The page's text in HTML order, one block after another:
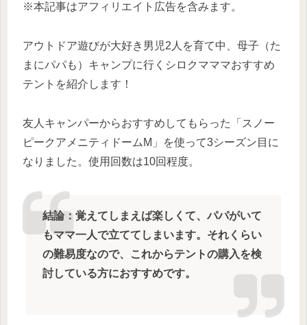
※本記事はアフィリエイト広告を含みます。
アウトドア遊びが大好き男児2人を育て中、母子（た
まにパパも）キャンプに行くシロクマママおすすめ
テントを紹介します！
友人キャンパーからおすすめしてもらった「スノー
ピークアメニティドームM」を使って3シーズン目に
なりました。使用回数は10回程度。
結論：覚えてしまえば楽しくて、パパがいて
もママ一人で立ててしまいます。それくらい
の難易度なので、これからテントの購入を検
討している方におすすめです。